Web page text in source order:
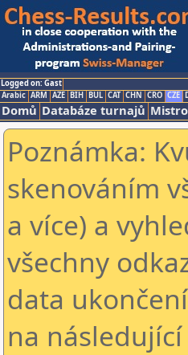
Logged on: Gast
Arabic ARM AZE BIH BUL CAT CHN CRO CZE
Domů Databáze turnajů
Poznámka:
skenováním
a více) a
všechny
data
na